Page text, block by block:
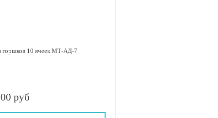
горшков 10 ячеек МТ-АД-7
руб